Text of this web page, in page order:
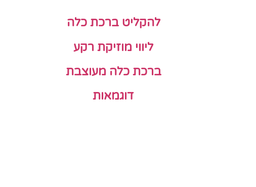
להקליט ברכת כלה
ליווי מוזיקת רקע
ברכת כלה מעוצבת
דוגמאות